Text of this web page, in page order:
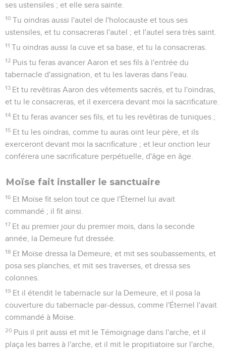
ses ustensiles ; et elle sera sainte.
10 Tu oindras aussi l'autel de l'holocauste et tous ses
ustensiles, et tu consacreras l'autel ; et l'autel sera très saint.
11 Tu oindras aussi la cuve et sa base, et tu la consacreras.
12 Puis tu feras avancer Aaron et ses fils à l'entrée du
tabernacle d'assignation, et tu les laveras dans l'eau.
13 Et tu revêtiras Aaron des vêtements sacrés, et tu l'oindras,
et tu le consacreras, et il exercera devant moi la sacrificature.
14 Et tu feras avancer ses fils, et tu les revêtiras de tuniques ;
15 Et tu les oindras, comme tu auras oint leur père, et ils
exerceront devant moi la sacrificature ; et leur onction leur
conférera une sacrificature perpétuelle, d'âge en âge.
Moïse fait installer le sanctuaire
16 Et Moïse fit selon tout ce que l'Éternel lui avait
commandé ; il fit ainsi.
17 Et au premier jour du premier mois, dans la seconde
année, la Demeure fut dressée.
18 Et Moïse dressa la Demeure, et mit ses soubassements, et
posa ses planches, et mit ses traverses, et dressa ses
colonnes.
19 Et il étendit le tabernacle sur la Demeure, et il posa la
couverture du tabernacle par-dessus, comme l'Éternel l'avait
commandé à Moïse.
20 Puis il prit aussi et mit le Témoignage dans l'arche, et il
plaça les barres à l'arche, et il mit le propitiatoire sur l'arche,